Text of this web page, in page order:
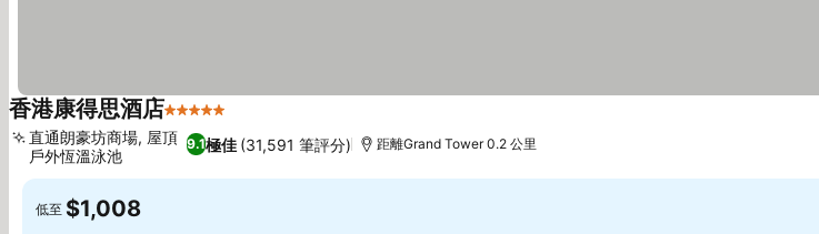
香港康得思酒店5 星級
9.1極佳 (31,591 筆評分)
直通朗豪坊商場, 屋頂
戶外恆溫泳池
距離Grand Tower 0.2 公里
低至 $1,008